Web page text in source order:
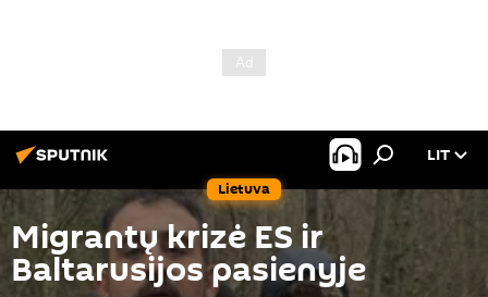
Lietuva
LIT
Migrantų krizė ES ir
Baltarusijos pasienyje